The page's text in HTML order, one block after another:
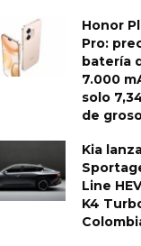
Honor
Pro:
batería
7.000
solo
de
Kia
Line
K4